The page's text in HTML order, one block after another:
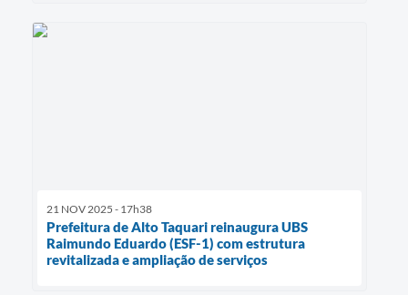
21 NOV 2025 - 17h38
Prefeitura de Alto Taquari reinaugura UBS
Raimundo Eduardo (ESF-1) com estrutura
revitalizada e ampliação de serviços